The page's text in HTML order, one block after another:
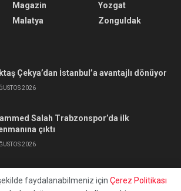
Magazin
Malatya
Yozgat
Zonguldak
Çekya’dan İstanbul’a avantajlı dönüyor
2026
Salah Trabzonspor’da ilk
çıktı
2026
faydalanabilmeniz için Çerez Politikası